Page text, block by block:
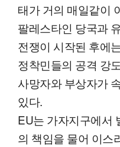
태가 거의 매일같이
팔레스타인 당국과
전쟁이 시작된 후에
정착민들의 공격 강
사망자와 부상자가
있다.
EU는 가자지구에서
의 책임을 물어 이스